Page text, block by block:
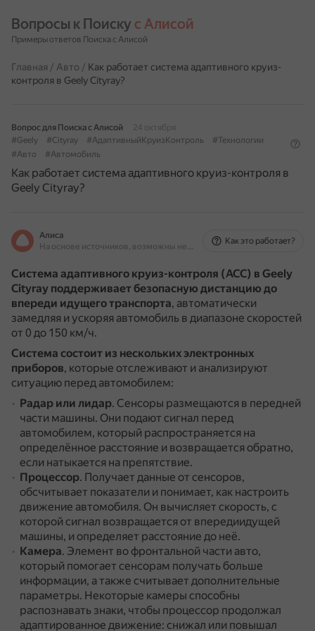
Вопросы к Поиску с Алисой
Примеры ответов Поиска с Алисой
Главная / Авто / Как работает система адаптивного круиз-
контроля в Geely Cityray?
Вопрос для Поиска с Алисой
24 октября
#Geely
#Cityray #АдаптивныйКруизКонтроль
#Технологии
#Авто
#Автомобиль
Как работает система адаптивного круиз-контроля в
Geely Cityray?
Алиса
На основе источников, возможны неточности
Как это работает?
Система адаптивного круиз-контроля (ACC) в Geely
Cityray поддерживает безопасную дистанцию до
впереди идущего транспорта, автоматически
замедляя и ускоряя автомобиль в диапазоне скоростей
от 0 до 150 км/ч.
Система состоит из нескольких электронных
приборов, которые отслеживают и анализируют
ситуацию перед автомобилем:
Радар или лидар. Сенсоры размещаются в передней
части машины. Они подают сигнал перед
автомобилем, который распространяется на
определённое расстояние и возвращается обратно,
если натыкается на препятствие.
Процессор. Получает данные от сенсоров,
обсчитывает показатели и понимает, как настроить
движение автомобиля. Он вычисляет скорость, с
которой сигнал возвращается от впередиидущей
машины, и определяет расстояние до неё.
Камера. Элемент во фронтальной части авто,
который помогает сенсорам получать больше
информации, а также считывает дополнительные
параметры. Некоторые камеры способны
распознавать знаки, чтобы процессор продолжал
адаптированное движение: снижал или повышал